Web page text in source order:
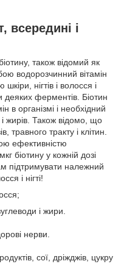
всередині і
також відомий як
водорозчинний вітамін
нігтів і волосся і
деяких ферментів. Біотин
в організмі і необхідний
і жирів. Також відомо, що
травного тракту і клітин.
ефективністю
біотину у кожній дозі
підтримувати належний
і нігті!
і жири.
нерви.
сої, дріжджів, цукру